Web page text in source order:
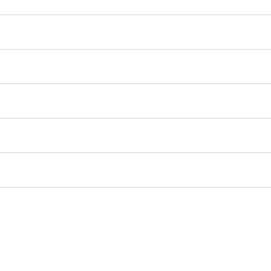
e Ciências do Comportamento, Faculdade de
Hanover, New Hampshire.
físicos, nutricionistas